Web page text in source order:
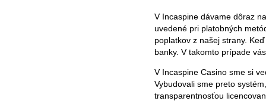
V Incaspine dávame dôraz
uvedené pri platobných
poplatkov z našej strany.
banky. V takomto prípade
V Incaspine Casino sme si
Vybudovali sme preto
transparentnosťou